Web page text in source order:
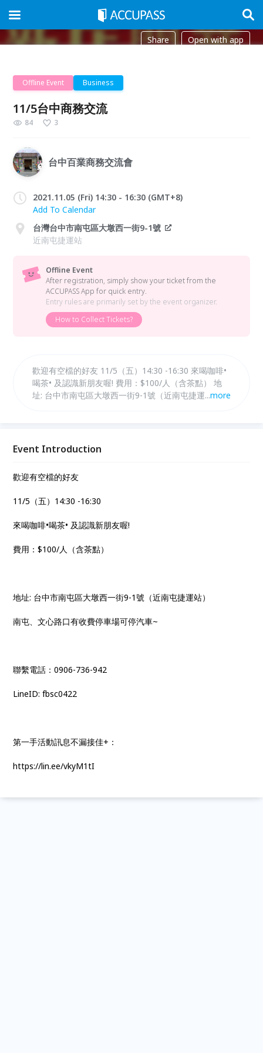
Share Open with app
Offline Event Business
11/5台中商務交流
84 3
台中百業商務交流會
2021.11.05 (Fri) 14:30 - 16:30 (GMT+8)
Add To Calendar
台灣台中市南屯區大墩西一街9-1號
近南屯捷運站
Offline Event
After registration, simply show your ticket from the
ACCUPASS App for quick entry.
Entry rules are primarily set by the event organizer.
How to Collect Tickets?
歡迎有空檔的好友 11/5（五）14:30 -16:30 來喝咖啡•
喝茶• 及認識新朋友喔! 費用：$100/人（含茶點） 地
址: 台中市南屯區大墩西一街9-1號（近南屯捷運站）
...more
Event Introduction
歡迎有空檔的好友
11/5（五）14:30 -16:30
來喝咖啡•喝茶• 及認識新朋友喔!
費用：$100/人（含茶點）
地址: 台中市南屯區大墩西一街9-1號（近南屯捷運站）
南屯、文心路口有收費停車場可停汽車~
聯繫電話：0906-736-942
LineID: fbsc0422
第一手活動訊息不漏接佳+：
https://lin.ee/vkyM1tI